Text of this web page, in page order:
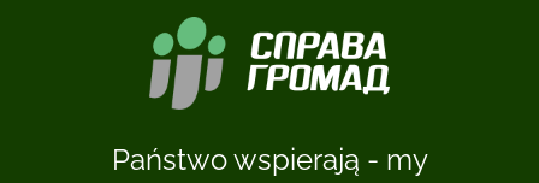
Państwo wspierają - my